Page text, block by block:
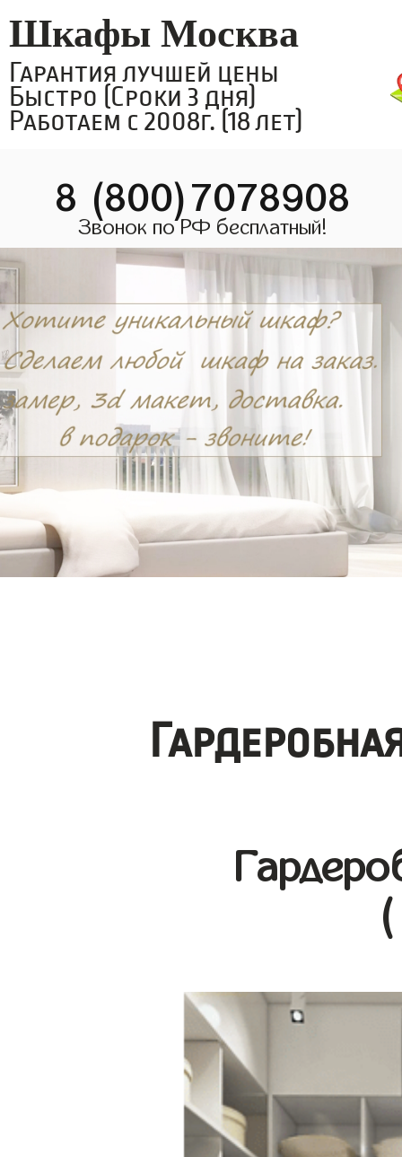
Шкафы Москва
Гарантия лучшей цены
Быстро (Сроки 3 дня)
Работаем с 2008г. (18 лет)
8 (800)7078908
Звонок по РФ бесплатный!